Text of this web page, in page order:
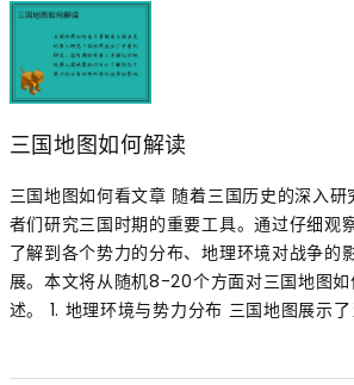
三国地图如何解读
三国地图如何看文章 随着三国历史的深入
者们研究三国时期的重要工具。通过仔细观
了解到各个势力的分布、地理环境对战争的
展。本文将从随机8-20个方面对三国地图
述。 1. 地理环境与势力分布 三国地图展示